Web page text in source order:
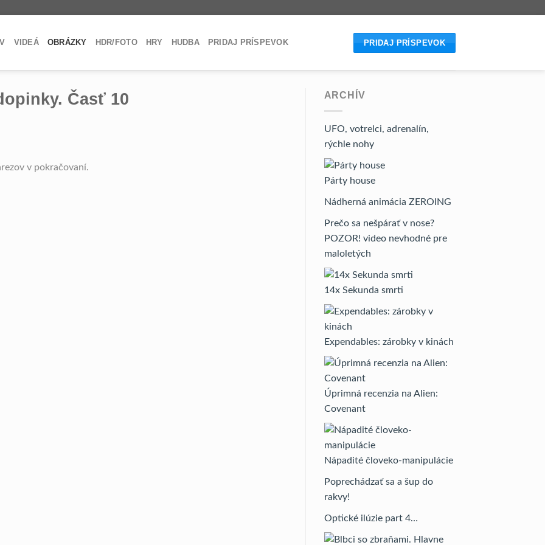
VIDEÁ OBRÁZKY HDR/FOTO HRY HUDBA PRIDAJ PRÍSPEVOK PRIDAJ PRÍSPEVOK
Časť 10
v pokračovaní.
ARCHÍV
UFO, votrelci, adrenalín,
rýchle nohy
Párty house
Nádherná animácia ZEROING
Prečo sa nešpárať v nose?
POZOR! video nevhodné pre
maloletých
14x Sekunda smrti
Expendables: zárobky v kinách
Úprimná recenzia na Alien:
Covenant
Nápadité človeko-manipulácie
Poprechádzať sa a šup do
rakvy!
Optické ilúzie part 4…